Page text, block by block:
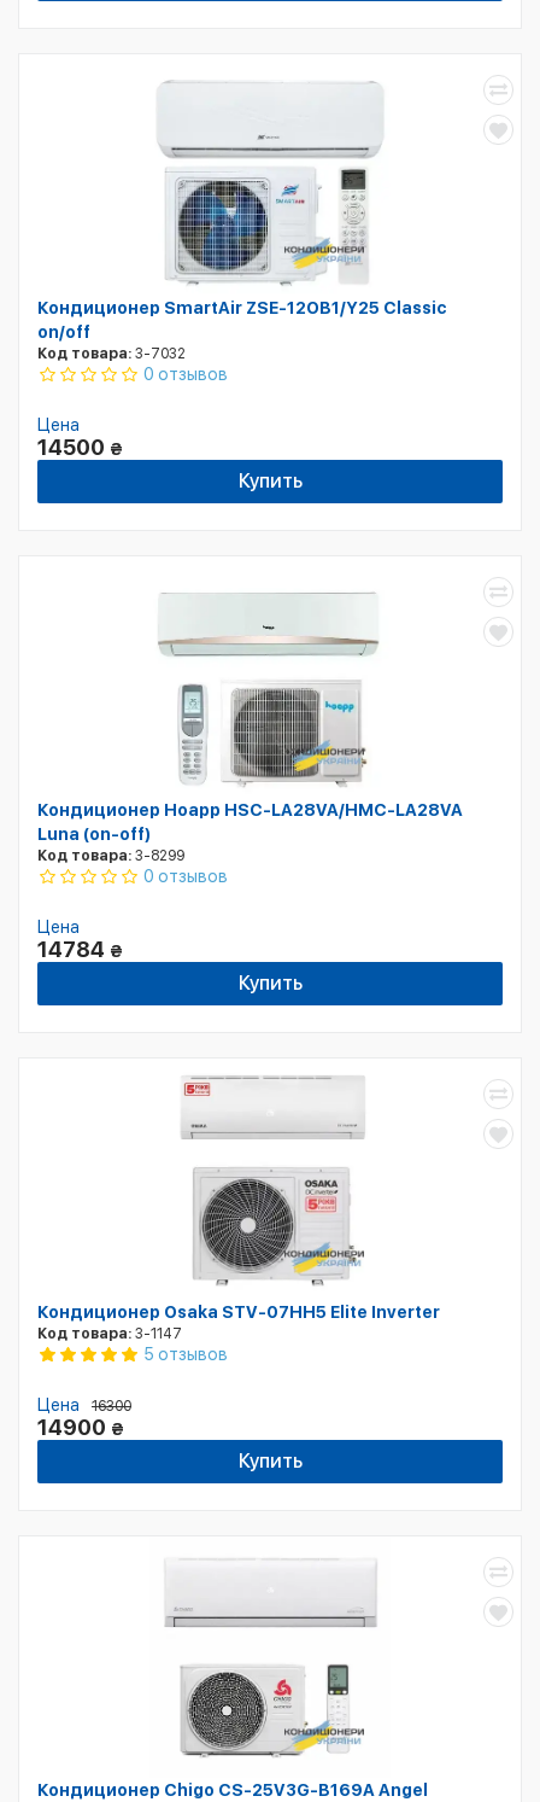
Кондиционер SmartAir ZSE-12OB1/Y25 Classic
on/off
Код товара: 3-7032
0 отзывов
Цена
14500 ₴
Купить
Кондиционер Hoapp HSC-LA28VA/HMC-LA28VA
Luna (on-off)
Код товара: 3-8299
0 отзывов
Цена
14784 ₴
Купить
Кондиционер Osaka STV-07HH5 Elite Inverter
Код товара: 3-1147
5 отзывов
Цена 16300
14900 ₴
Купить
Кондиционер Chigo CS-25V3G-B169A Angel